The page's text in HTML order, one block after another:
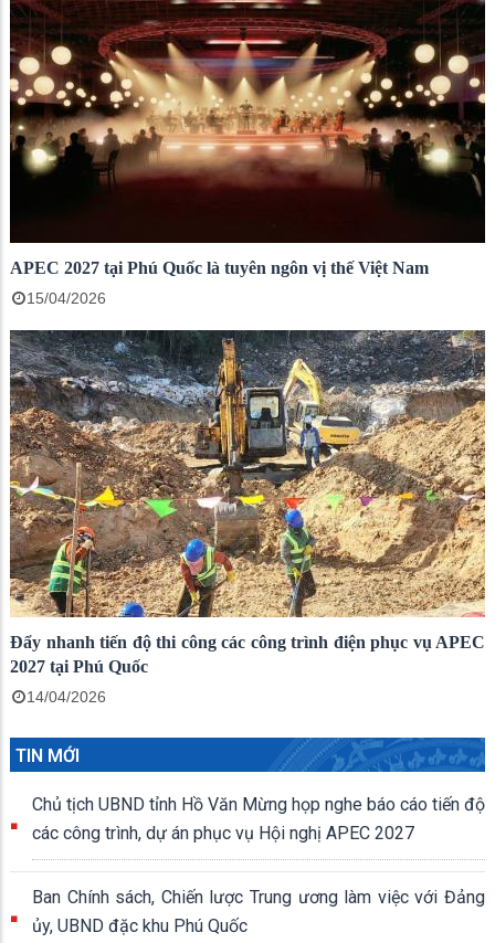
APEC 2027 tại Phú Quốc là tuyên ngôn vị thế Việt Nam
15/04/2026
Đẩy nhanh tiến độ thi công các công trình điện phục vụ APEC
2027 tại Phú Quốc
14/04/2026
TIN MỚI
Chủ tịch UBND tỉnh Hồ Văn Mừng họp nghe báo cáo tiến độ
các công trình, dự án phục vụ Hội nghị APEC 2027
Ban Chính sách, Chiến lược Trung ương làm việc với Đảng
ủy, UBND đặc khu Phú Quốc